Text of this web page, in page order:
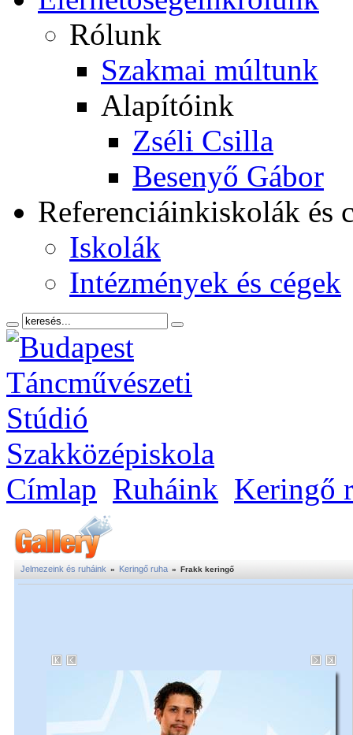
Rólunk
Szakmai múltunk
Alapítóink
Zséli Csilla
Besenyő Gábor
Referenciáinkiskolák és
Iskolák
Intézmények és cégek
Címlap Ruháink Keringő
Jelmezeink és ruháink » Keringő ruha » Frakk keringő